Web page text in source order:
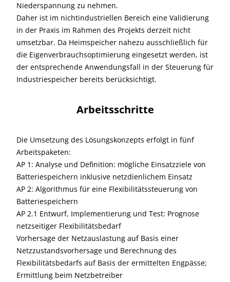
Niederspannung zu nehmen.
Daher ist im nichtindustriellen Bereich eine Validierung
in der Praxis im Rahmen des Projekts derzeit nicht
umsetzbar. Da Heimspeicher nahezu ausschließlich für
die Eigenverbrauchsoptimierung eingesetzt werden, ist
der entsprechende Anwendungsfall in der Steuerung für
Industriespeicher bereits berücksichtigt.
Arbeitsschritte
Die Umsetzung des Lösungskonzepts erfolgt in fünf
Arbeitspaketen:
AP 1: Analyse und Definition: mögliche Einsatzziele von
Batteriespeichern inklusive netzdienlichem Einsatz
AP 2: Algorithmus für eine Flexibilitätssteuerung von
Batteriespeichern
AP 2.1 Entwurf, Implementierung und Test: Prognose
netzseitiger Flexibilitätsbedarf
Vorhersage der Netzauslastung auf Basis einer
Netzzustandsvorhersage und Berechnung des
Flexibilitätsbedarfs auf Basis der ermittelten Engpässe;
Ermittlung beim Netzbetreiber